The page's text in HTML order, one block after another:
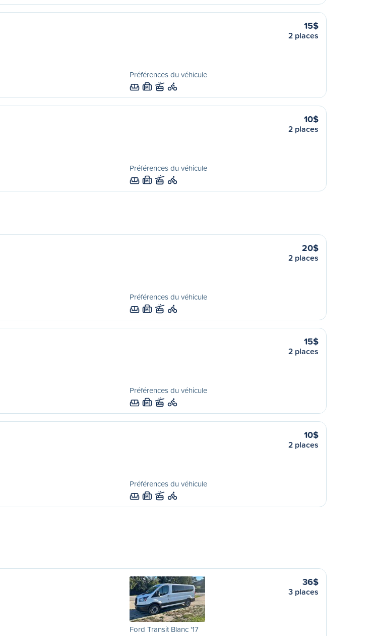
Préférences du véhicule
M
15$
2 places
Préférences du véhicule
M
10$
2 places
Préférences du véhicule
M
20$
2 places
Préférences du véhicule
M
15$
2 places
Préférences du véhicule
M
10$
2 places
Ford Transit Blanc '17
36$
3 places